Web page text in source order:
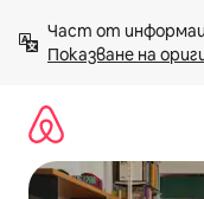
към
съдържанието
Показване на